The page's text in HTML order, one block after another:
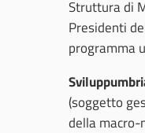
Struttura di
Presidenti
programma
(soggetto
della macro-